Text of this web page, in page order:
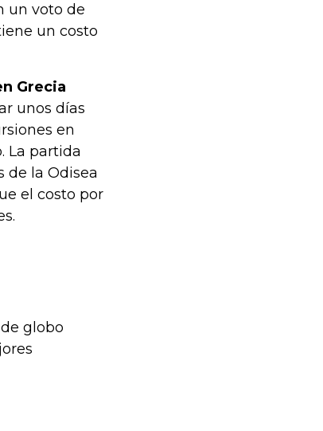
un voto de
un costo
Grecia
unos días
en
La partida
de la Odisea
el costo por
globo